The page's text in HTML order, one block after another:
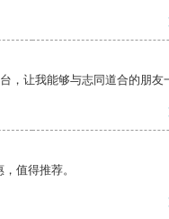
，让我能够与志同道合的朋友
值得推荐。